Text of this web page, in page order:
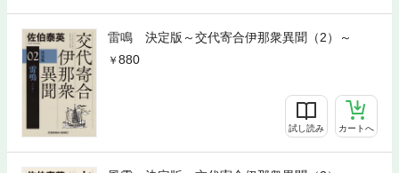
雷鳴 決定版～交代寄合伊那衆異聞（2）～
880
試し読み カートへ